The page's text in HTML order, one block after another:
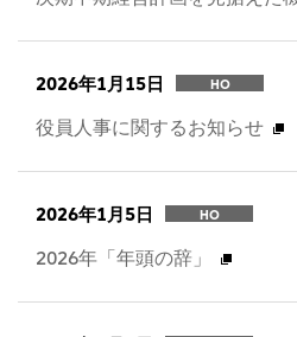
2026年1月15日 HO
役員人事に関するお知らせ
2026年1月5日 HO
2026年「年頭の辞」